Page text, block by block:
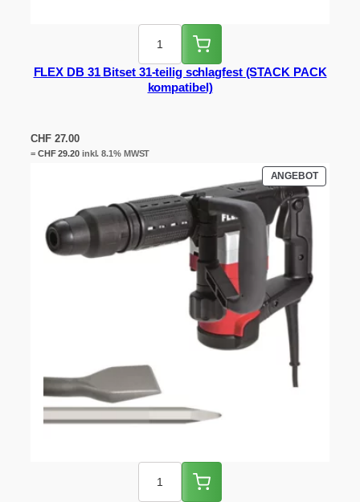
FLEX DB 31 Bitset 31-teilig schlagfest (STACK PACK
kompatibel)
CHF27.00
= CHF29.20inkl. 8.1% MWST
ANGEBOT
IM